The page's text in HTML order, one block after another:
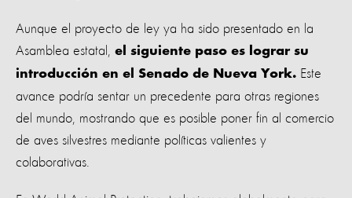
Aunque el proyecto de ley ya ha sido presentado en la
Asamblea estatal, el siguiente paso es lograr su
introducción en el Senado de Nueva York. Este
avance podría sentar un precedente para otras regiones
del mundo, mostrando que es posible poner fin al comercio
de aves silvestres mediante políticas valientes y
colaborativas.